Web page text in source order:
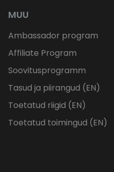
MUU
Ambassador program
Affiliate Program
Soovitusprogramm
Tasud ja piirangud (EN)
Toetatud riigid (EN)
Toetatud toimingud (EN)